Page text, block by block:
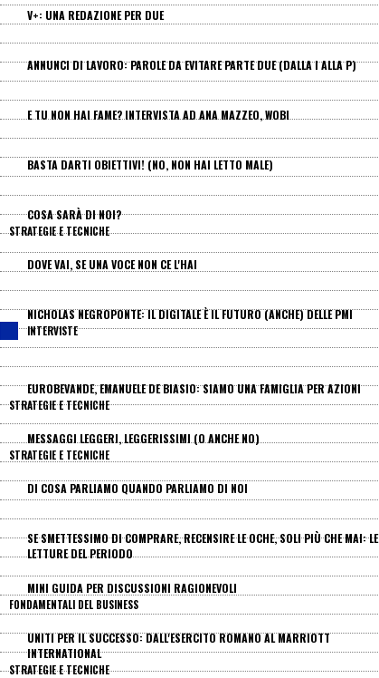
V+: UNA REDAZIONE PER DUE
ANNUNCI DI LAVORO: PAROLE DA EVITARE PARTE DUE (DALLA I ALLA P)
E TU NON HAI FAME? INTERVISTA AD ANA MAZZEO, WOBI
BASTA DARTI OBIETTIVI! (NO, NON HAI LETTO MALE)
COSA SARÀ DI NOI?
STRATEGIE E TECNICHE
DOVE VAI, SE UNA VOCE NON CE L'HAI
NICHOLAS NEGROPONTE: IL DIGITALE È IL FUTURO (ANCHE) DELLE PMI
INTERVISTE
EUROBEVANDE, EMANUELE DE BIASIO: SIAMO UNA FAMIGLIA PER AZIONI
STRATEGIE E TECNICHE
MESSAGGI LEGGERI, LEGGERISSIMI (O ANCHE NO)
STRATEGIE E TECNICHE
DI COSA PARLIAMO QUANDO PARLIAMO DI NOI
SE SMETTESSIMO DI COMPRARE, RECENSIRE LE OCHE, SOLI PIÙ CHE MAI: LE
LETTURE DEL PERIODO
MINI GUIDA PER DISCUSSIONI RAGIONEVOLI
FONDAMENTALI DEL BUSINESS
UNITI PER IL SUCCESSO: DALL'ESERCITO ROMANO AL MARRIOTT
INTERNATIONAL
STRATEGIE E TECNICHE